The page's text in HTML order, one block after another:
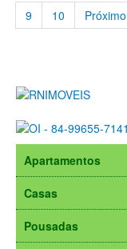
9 10 Próximo
Apartamentos
Casas
Pousadas